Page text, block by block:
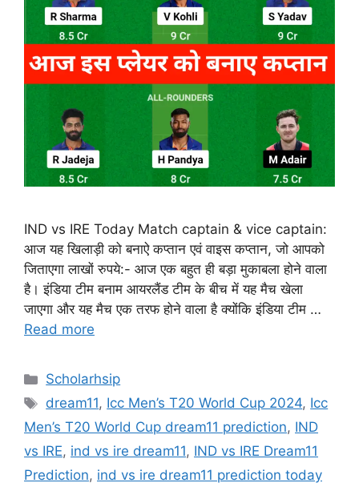
IND vs IRE Today Match captain & vice captain:
आज यह खिलाड़ी को बनाऐ कप्तान एवं वाइस कप्तान, जो आपको
जिताएगा लाखों रुपये:- आज एक बहुत ही बड़ा मुकाबला होने वाला
है। इंडिया टीम बनाम आयरलैंड टीम के बीच में यह मैच खेला
जाएगा और यह मैच एक तरफ होने वाला है क्योंकि इंडिया टीम …
Read more
Categories
Scholarhsip
Tags
dream11, Icc Men’s T20 World Cup 2024, Icc
Men’s T20 World Cup dream11 prediction, IND
vs IRE, ind vs ire dream11, IND vs IRE Dream11
Prediction, ind vs ire dream11 prediction today